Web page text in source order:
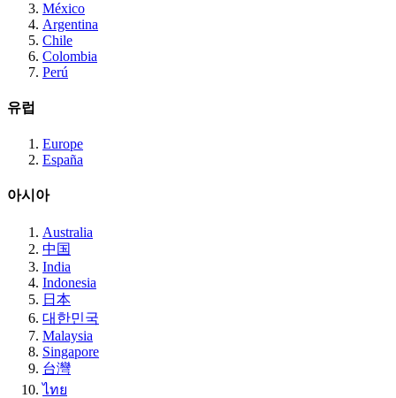
México
Argentina
Chile
Colombia
Perú
유럽
Europe
España
아시아
Australia
中国
India
Indonesia
日本
대한민국
Malaysia
Singapore
台灣
ไทย